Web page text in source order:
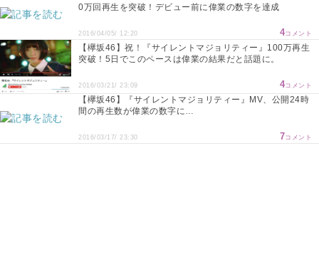
0万回再生を突破！デビュー前に偉業の数字を達成
2016/04/05/ 12:20 4コメント
【欅坂46】祝！『サイレントマジョリティー』100万再生
突破！5日でこのペースは偉業の結果だと話題に。
2016/03/21/ 23:09 4コメント
【欅坂46】『サイレントマジョリティー』MV、公開24時
間の再生数が偉業の数字に…
2016/03/17/ 23:30 7コメント